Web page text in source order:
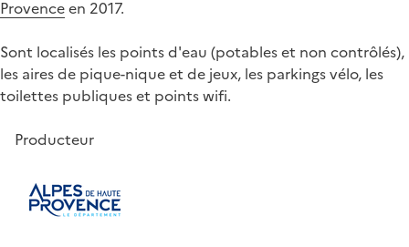
Provenceen 2017.
Sont localisés les points d'eau (potables et non contrôlés),
les aires de pique-nique et de jeux, les parkings vélo, les
toilettes publiques et points wifi.
Producteur